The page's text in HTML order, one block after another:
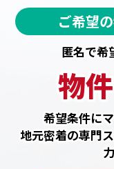
ご希望
匿名で希
物
希望条件に
地元密着の専門